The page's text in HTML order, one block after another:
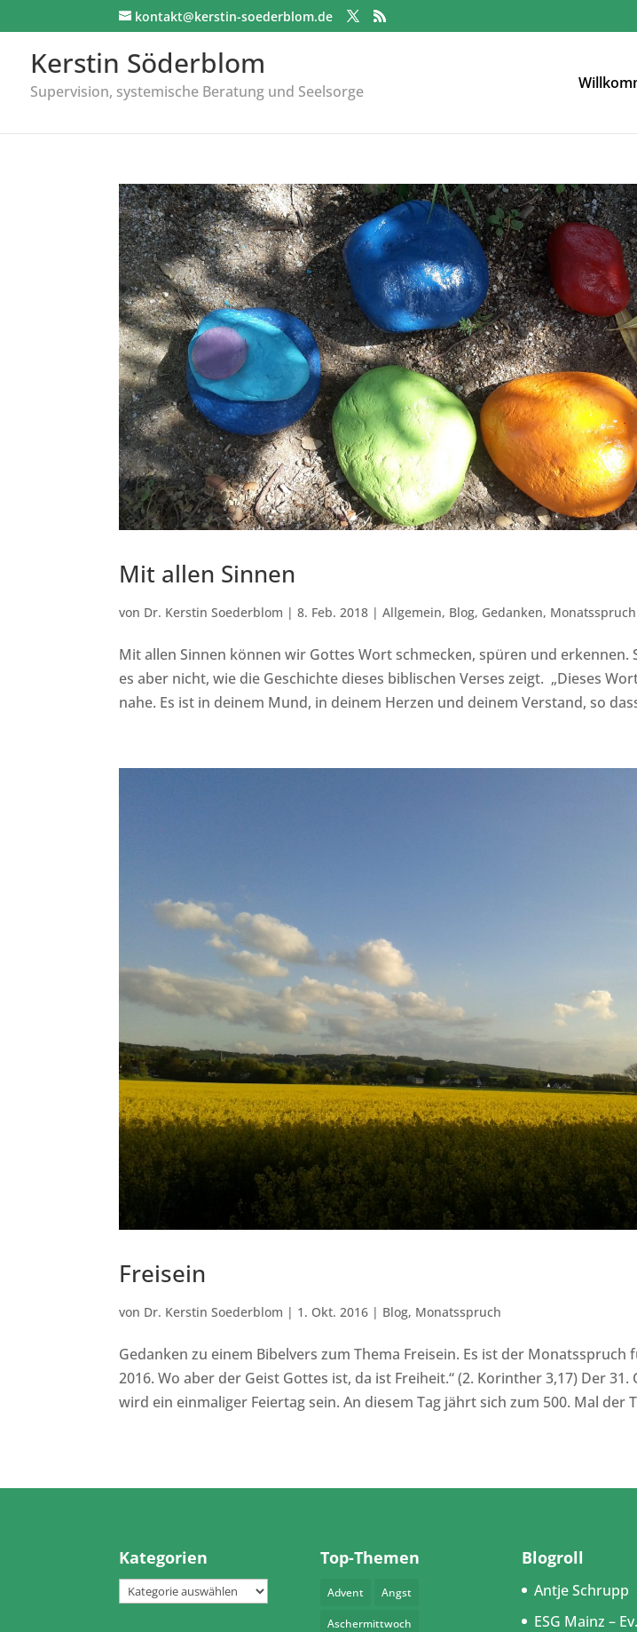
kontakt@kerstin-soederblom.de
Kerstin Söderblom
Supervision, systemische Beratung und Seelsorge
Mit allen Sinnen
von Dr. Kerstin Soederblom |8. Feb. 2018 |Allgemein, Blog, Gedanken, Monatsspruch
Mit allen Sinnen können wir Gottes Wort schmecken, spüren und erkennen.
es aber nicht, wie die Geschichte dieses biblischen Verses zeigt. „Dieses
nahe. Es ist in deinem Mund, in deinem Herzen und deinem Verstand, so
Freisein
von Dr. Kerstin Soederblom | 1. Okt. 2016 | Blog, Monatsspruch
Gedanken zu einem Bibelvers zum Thema Freisein. Es ist der Monatsspruch
2016. Wo aber der Geist Gottes ist, da ist Freiheit.“ (2. Korinther 3,17) Der 31.
wird ein einmaliger Feiertag sein. An diesem Tag jährt sich zum 500. Mal der
Kategorien
Kategorien
Top-Themen
Advent Angst
Aschermittwoch
Blogroll
Antje Schrupp
ESG Mainz – Ev.